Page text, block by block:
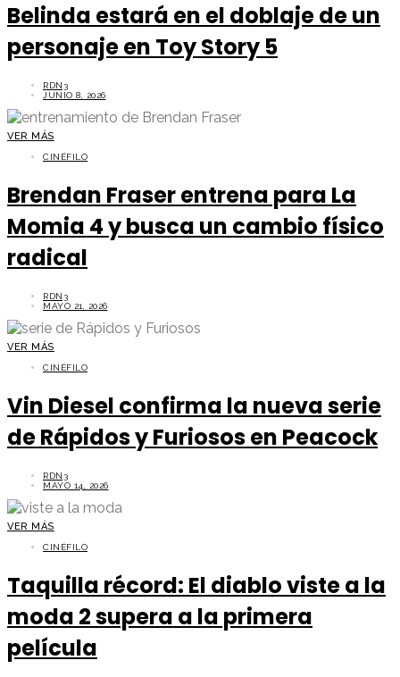
Belinda estará en el doblaje de un
personaje en Toy Story 5
RDN3
JUNIO 8, 2026
VER MÁS
CINÉFILO
Brendan Fraser entrena para La
Momia 4 y busca un cambio físico
radical
RDN3
MAYO 21, 2026
VER MÁS
CINÉFILO
Vin Diesel confirma la nueva serie
de Rápidos y Furiosos en Peacock
RDN3
MAYO 14, 2026
VER MÁS
CINÉFILO
Taquilla récord: El diablo viste a la
moda 2 supera a la primera
película